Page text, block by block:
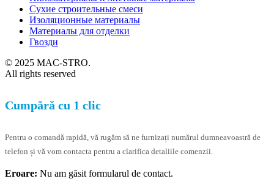
Сухие строительные смеси
Изоляционные материалы
Материалы для отделки
Гвозди
© 2025 MAC-STRO.
All rights reserved
Cumpără cu 1 clic
Pentru o comandă rapidă, vă rugăm să ne furnizați numărul dumneavoastră de
telefon și vă vom contacta pentru a clarifica detaliile comenzii.
Eroare: Nu am găsit formularul de contact.